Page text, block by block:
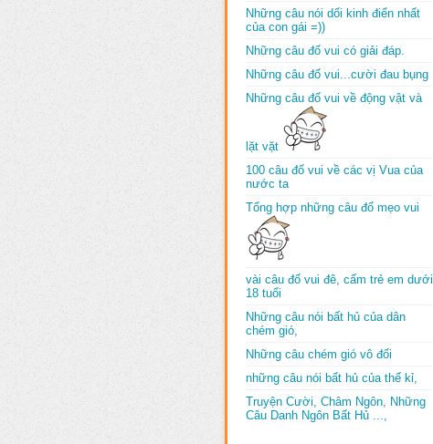
Những câu nói dối kinh điển nhất
của con gái =))
Những câu đố vui có giải đáp.
Những câu đố vui...cười đau bụng
Những câu đố vui về động vật và
lặt vặt
100 câu đố vui về các vị Vua của
nước ta
Tổng hợp những câu đố mẹo vui
vài câu đố vui đê, cấm trẻ em dưới
18 tuổi
Những câu nói bất hủ của dân
chém gió,
Những câu chém gió vô đối
những câu nói bất hủ của thế kỉ,
Truyện Cười, Châm Ngôn, Những
Câu Danh Ngôn Bất Hủ ...,